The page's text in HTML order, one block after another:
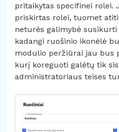
pritaikytas specifinei rolei.
priskirtas rolei, tuomet
neturės galimybė susikurti
kadangi ruošinio ikonėlė
modulio peržiūrai jau bus
kurį koreguoti galėtų tik
administratoriaus teises